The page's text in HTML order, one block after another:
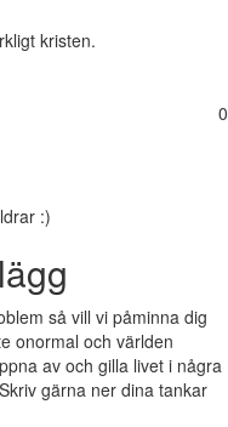
kristen.
0
:)
så vill vi påminna dig
onormal och världen
av och gilla livet i några
gärna ner dina tankar